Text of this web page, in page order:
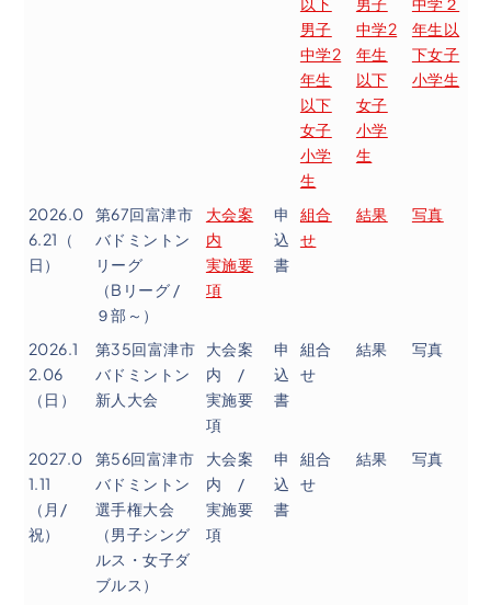
男子
中学2
年生
以下
女子
小学
生
中学2
年生
以下
女子
小学
生
年生以
下女子
小学生
2026.0
6.21（
日）
第67回富津市
バドミントン
リーグ
（Bリーグ /
９部～）
大会案
内
実施要
項
申
込
書
組合
せ
結果 写真
2026.1
2.06
（日）
第35回富津市
バドミントン
新人大会
大会案
内 /
実施要
項
申
込
書
組合
せ
結果 写真
2027.0
1.11
（月/
祝）
第56回富津市
バドミントン
選手権大会
（男子シング
ルス・女子ダ
ブルス）
大会案
内 /
実施要
項
申
込
書
組合
せ
結果 写真